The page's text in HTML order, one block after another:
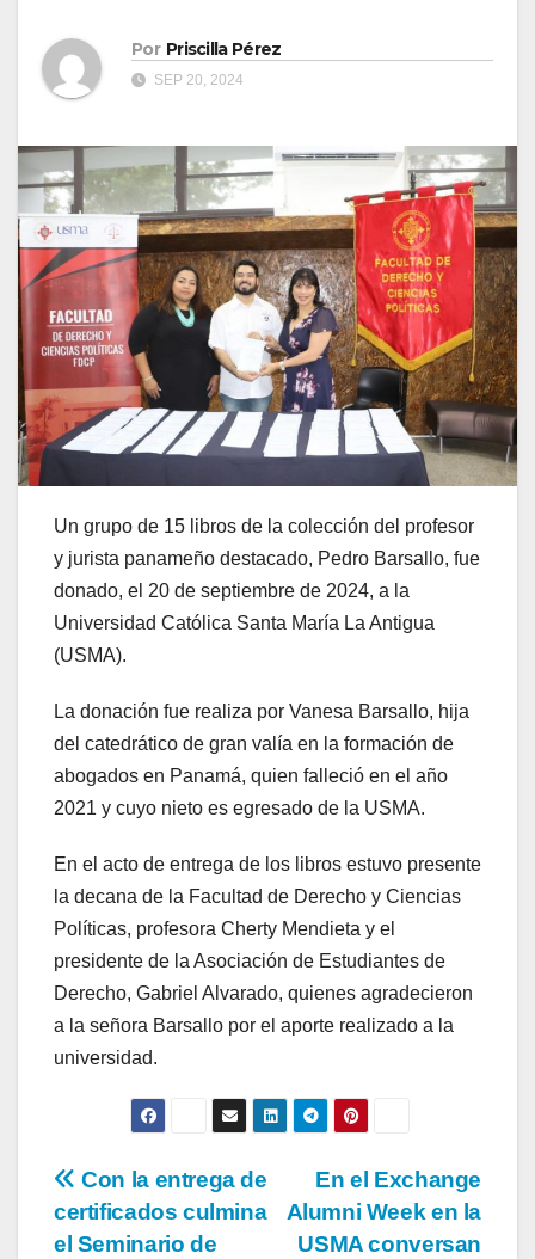
Por Priscilla Pérez
SEP 20, 2024
Un grupo de 15 libros de la colección del profesor
y jurista panameño destacado, Pedro Barsallo, fue
donado, el 20 de septiembre de 2024, a la
Universidad Católica Santa María La Antigua
(USMA).
La donación fue realiza por Vanesa Barsallo, hija
del catedrático de gran valía en la formación de
abogados en Panamá, quien falleció en el año
2021 y cuyo nieto es egresado de la USMA.
En el acto de entrega de los libros estuvo presente
la decana de la Facultad de Derecho y Ciencias
Políticas, profesora Cherty Mendieta y el
presidente de la Asociación de Estudiantes de
Derecho, Gabriel Alvarado, quienes agradecieron
a la señora Barsallo por el aporte realizado a la
universidad.
En el Exchange
Alumni Week en la
USMA conversan
Con la entrega de
certificados culmina
el Seminario de